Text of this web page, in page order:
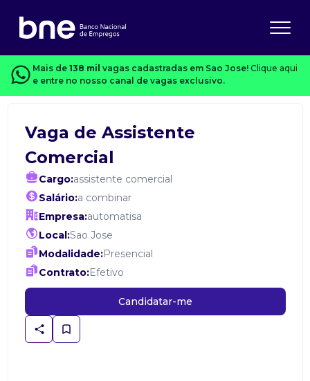
Mais de 138 mil vagas cadastradas em Sao Jose! Clique aqui
e entre no nosso canal de vagas exclusivo.
Vaga de Assistente
Comercial
Cargo:assistente comercial
Salário:a combinar
Empresa:automatisa
Local:Sao Jose
Modalidade:Presencial
Contrato:Efetivo
Candidatar-me